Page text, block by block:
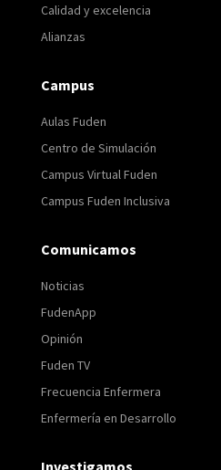
Calidad y excelencia
Alianzas
Campus
Aulas Fuden
Centro de Simulación
Campus Virtual Fuden
Campus Fuden Inclusiva
Comunicamos
Noticias
FudenApp
Opinión
Fuden TV
Frecuencia Enfermera
Enfermería en Desarrollo
Investigamos